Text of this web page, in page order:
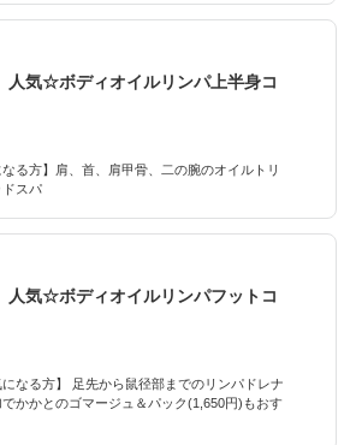
人気☆ボディオイルリンパ上半身コ
なる方】肩、首、肩甲骨、二の腕のオイルトリ
スパ
人気☆ボディオイルリンパフットコ
になる方】 足先から鼠径部までのリンパドレナ
かかとのゴマージュ＆パック(1,650円)もおす